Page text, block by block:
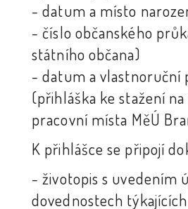
- datum a místo
- číslo občanského
státního občana)
- datum a vlastnoruční
(přihláška ke stažení
pracovní místa MěÚ
K přihlášce se připojí
- životopis s uvedením
dovednostech